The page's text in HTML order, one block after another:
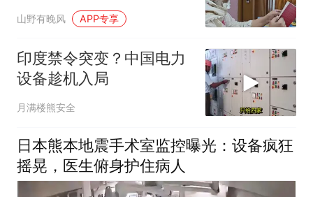
山野有晚风 APP专享
印度禁令突变？中国电力
设备趁机入局
月满楼熊安全
日本熊本地震手术室监控曝光：设备疯狂
摇晃，医生俯身护住病人